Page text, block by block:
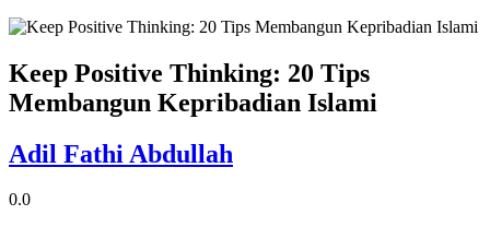
Keep Positive Thinking: 20 Tips
Membangun Kepribadian Islami
Adil Fathi Abdullah
0.0